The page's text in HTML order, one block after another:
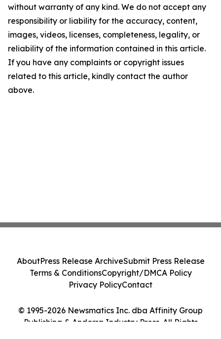
without warranty of any kind. We do not accept any
responsibility or liability for the accuracy, content,
images, videos, licenses, completeness, legality, or
reliability of the information contained in this article.
If you have any complaints or copyright issues
related to this article, kindly contact the author
above.
© 1995-2026 Newsmatics Inc. dba Affinity Group
Publishing & Andorra Industry Press. All Rights
AboutPress Release ArchiveSubmit Press Release
Terms & ConditionsCopyright/DMCA Policy
Privacy PolicyContact